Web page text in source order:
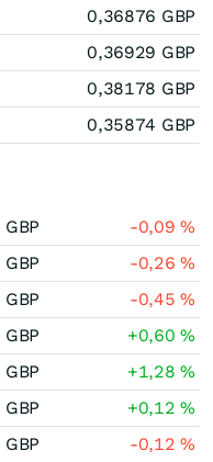
0,36876 GBP
0,36929 GBP
0,38178 GBP
0,35874 GBP
GBP -0,09%
GBP -0,26%
GBP -0,45%
GBP +0,60%
GBP +1,28%
GBP +0,12%
GBP -0,12%